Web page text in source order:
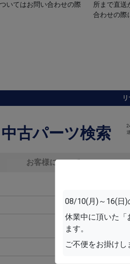
いてはお問い合わせの際
所まで直送
合わせの際
中古パーツ検索
お客様について
08/10(月)～16(日)
休業中に頂いた「
ます。
ご不便をお掛けし